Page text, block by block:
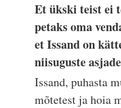
Et ükski teist ei
petaks oma
et Issand on
niisuguste
Issand, puhasta
mõtetest ja hoia